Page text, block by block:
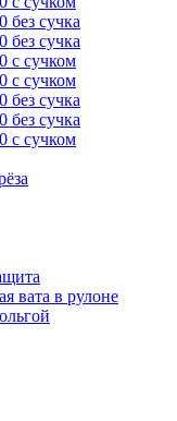
сучка
сучка
с сучком
с сучком
сучка
сучка
с сучком
вата в рулоне